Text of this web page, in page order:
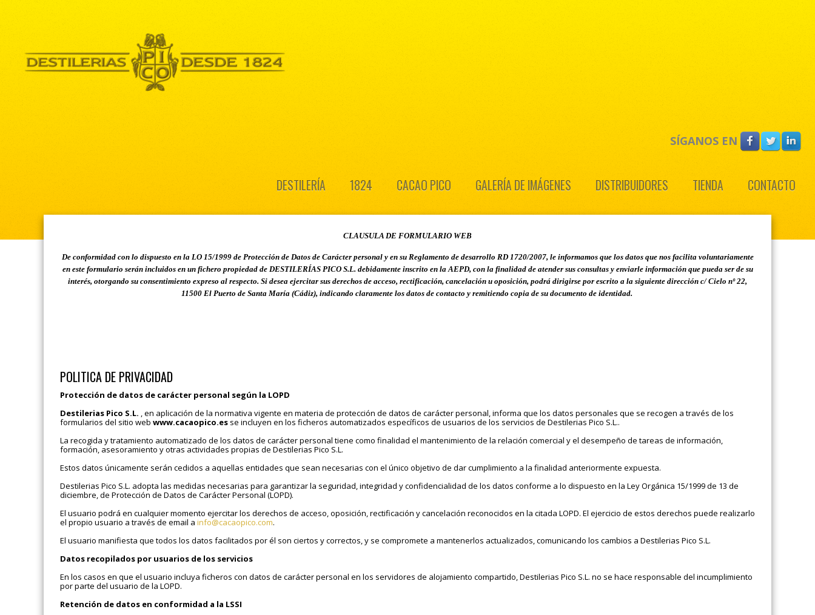
SÍGANOS EN
DESTILERÍA 1824 CACAO PICO GALERÍA DE IMÁGENES DISTRIBUIDORES TIENDA CONTACTO
CLAUSULA DE FORMULARIO WEB
De conformidad con lo dispuesto en la LO 15/1999 de Protección de Datos de Carácter personal y en su Reglamento de desarrollo RD 1720/2007, le informamos que los datos que nos facilita voluntariamente
en este formulario serán incluidos en un fichero propiedad de DESTILERÍAS PICO S.L. debidamente inscrito en la AEPD, con la finalidad de atender sus consultas y enviarle información que pueda ser de su
interés, otorgando su consentimiento expreso al respecto. Si desea ejercitar sus derechos de acceso, rectificación, cancelación u oposición, podrá dirigirse por escrito a la siguiente dirección c/ Cielo nº 22,
11500 El Puerto de Santa María (Cádiz), indicando claramente los datos de contacto y remitiendo copia de su documento de identidad.
POLITICA DE PRIVACIDAD
Protección de datos de carácter personal según la LOPD
Destilerias Pico S.L. , en aplicación de la normativa vigente en materia de protección de datos de carácter personal, informa que los datos personales que se recogen a través de los
formularios del sitio web www.cacaopico.es se incluyen en los ficheros automatizados específicos de usuarios de los servicios de Destilerias Pico S.L..
La recogida y tratamiento automatizado de los datos de carácter personal tiene como finalidad el mantenimiento de la relación comercial y el desempeño de tareas de información,
formación, asesoramiento y otras actividades propias de Destilerias Pico S.L.
Estos datos únicamente serán cedidos a aquellas entidades que sean necesarias con el único objetivo de dar cumplimiento a la finalidad anteriormente expuesta.
Destilerias Pico S.L. adopta las medidas necesarias para garantizar la seguridad, integridad y confidencialidad de los datos conforme a lo dispuesto en la Ley Orgánica 15/1999 de 13 de
diciembre, de Protección de Datos de Carácter Personal (LOPD).
El usuario podrá en cualquier momento ejercitar los derechos de acceso, oposición, rectificación y cancelación reconocidos en la citada LOPD. El ejercicio de estos derechos puede realizarlo
el propio usuario a través de email a info@cacaopico.com.
El usuario manifiesta que todos los datos facilitados por él son ciertos y correctos, y se compromete a mantenerlos actualizados, comunicando los cambios a Destilerias Pico S.L.
Datos recopilados por usuarios de los servicios
En los casos en que el usuario incluya ficheros con datos de carácter personal en los servidores de alojamiento compartido, Destilerias Pico S.L. no se hace responsable del incumplimiento
por parte del usuario de la LOPD.
Retención de datos en conformidad a la LSSI